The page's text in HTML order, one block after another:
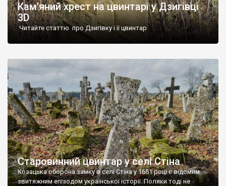
Кам’яний хрест на цвинтарі у Дзигівці
3D
Читайте статтю про Дзигівку і її цвинтар
Старовинний цвинтар у селі Стіна
Козацька оборона замку в селі Стіна у 1651 році є відомим
звитяжним епізодом української історії. Поляки тоді не